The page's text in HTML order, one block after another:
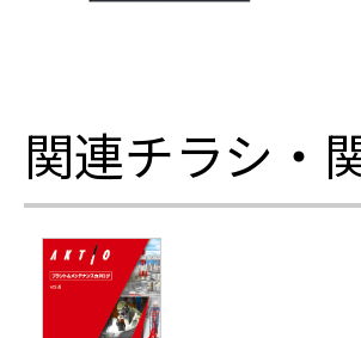
関連チラシ・